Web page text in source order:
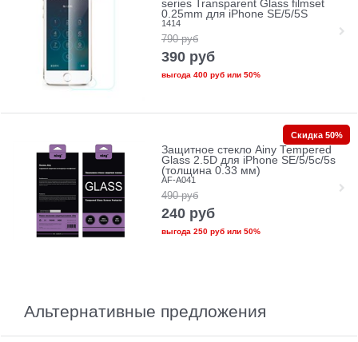
series Transparent Glass filmset
0.25mm для iPhone SE/5/5S
1414
790 руб
390 руб
выгода 400 рубили 50%
Защитное стекло Ainy Tempered
Glass 2.5D для iPhone SE/5/5c/5s
(толщина 0.33 мм)
AF-A041
490 руб
240 руб
выгода 250 рубили 50%
Скидка 50%
Альтернативные предложения